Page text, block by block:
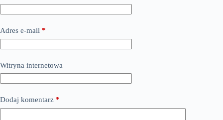
Adres e-mail *
Witryna internetowa
Dodaj komentarz *